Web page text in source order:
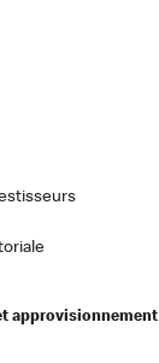
approvisionnement